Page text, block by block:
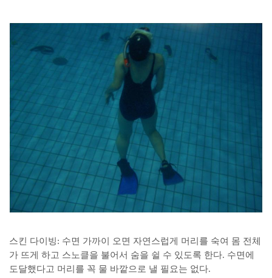
스킨 다이빙: 수면 가까이 오면 자연스럽게 머리를 숙여 몸 전체
가 뜨게 하고 스노클을 불어서 숨을 쉴 수 있도록 한다. 수면에
도달했다고 머리를 꼭 물 바깥으로 낼 필요는 없다.